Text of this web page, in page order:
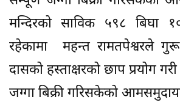
मन्दिरको साविक ५९८ बिघा
रहेकामा महन्त रामतपेश्वरले
दासको हस्ताक्षरको छाप प्रयोग
जग्गा बिक्री गरिसकेको